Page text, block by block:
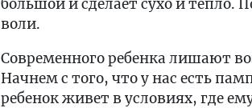
большой и сделает сухо и тепло.
воли.
Современного ребенка лишают
Начнем с того, что у нас есть
ребенок живет в условиях, где